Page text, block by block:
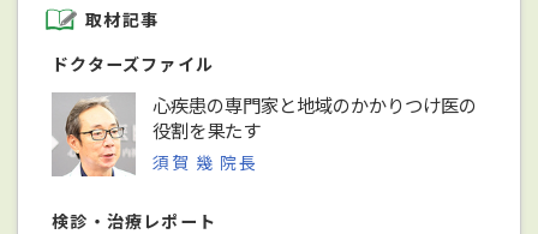
取材記事
ドクターズファイル
心疾患の専門家と地域のかかりつけ医の
役割を果たす
須賀 幾 院長
検診・治療レポート